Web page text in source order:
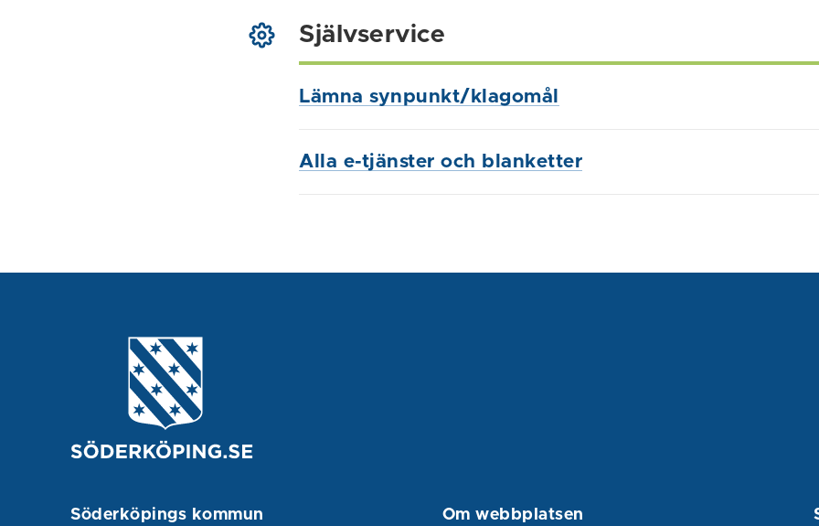
Självservice
Lämna synpunkt/klagomål
Alla e-tjänster och blanketter
Söderköpings kommun Om webbplatsen